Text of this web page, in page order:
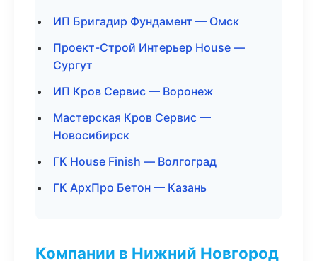
ИП Бригадир Фундамент — Омск
Проект-Строй Интерьер House —
Сургут
ИП Кров Сервис — Воронеж
Мастерская Кров Сервис —
Новосибирск
ГК House Finish — Волгоград
ГК АрхПро Бетон — Казань
Компании в Нижний Новгород